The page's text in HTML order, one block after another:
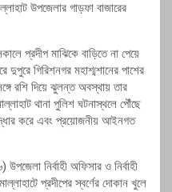
উপজেলার গাড়ফা বাজারের
প্রদীপ মাঝিকে বাড়িতে না পেয়ে
গিরিশনগর মহাশ্মশানের পাশের
রশি দিয়ে ঝুলন্ত অবস্থায় তার
থানা পুলিশ ঘটনাস্থলে পৌঁছে
করে এবং প্রয়োজনীয় আইনগত
নির্বাহী অফিসার ও নির্বাহী
প্রদীপের স্বর্ণের দোকান খুলে